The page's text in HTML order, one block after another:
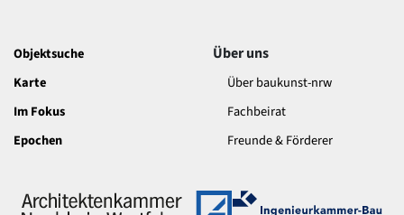
Objektsuche
Karte
Im Fokus
Epochen
Über uns
Über baukunst-nrw
Fachbeirat
Freunde & Förderer